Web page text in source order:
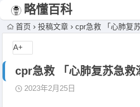
略懂百科
首页 投稿文章 cpr急救 「心肺复
cpr急救 「心肺复苏急救
2023年2月25日
A+